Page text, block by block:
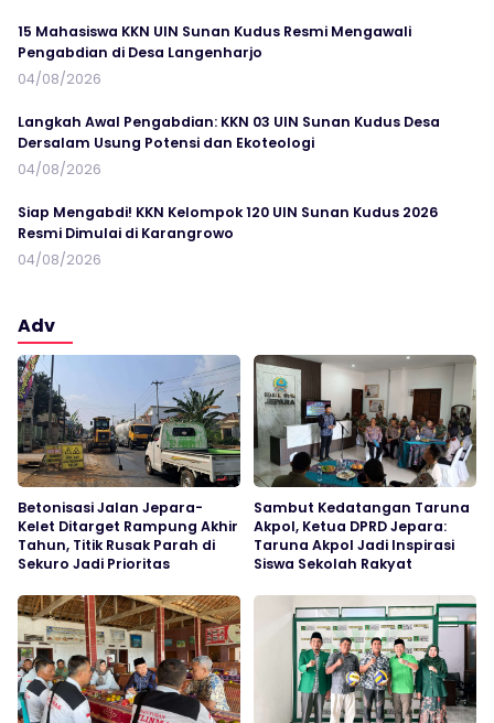
15 Mahasiswa KKN UIN Sunan Kudus Resmi Mengawali
Pengabdian di Desa Langenharjo
04/08/2026
Langkah Awal Pengabdian: KKN 03 UIN Sunan Kudus Desa
Dersalam Usung Potensi dan Ekoteologi
04/08/2026
Siap Mengabdi! KKN Kelompok 120 UIN Sunan Kudus 2026
Resmi Dimulai di Karangrowo
04/08/2026
Adv
Betonisasi Jalan Jepara-
Kelet Ditarget Rampung Akhir
Tahun, Titik Rusak Parah di
Sekuro Jadi Prioritas
Sambut Kedatangan Taruna
Akpol, Ketua DPRD Jepara:
Taruna Akpol Jadi Inspirasi
Siswa Sekolah Rakyat